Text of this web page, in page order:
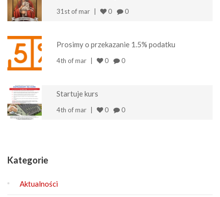
31st of mar 0 0
Prosimy o przekazanie 1.5% podatku
4th of mar 0 0
Startuje kurs
4th of mar 0 0
Kategorie
Aktualności